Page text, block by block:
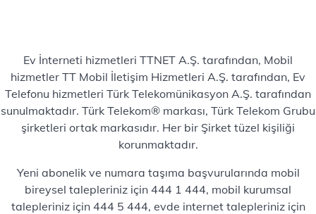
Ev İnterneti hizmetleri TTNET A.Ş. tarafından, Mobil
hizmetler TT Mobil İletişim Hizmetleri A.Ş. tarafından, Ev
Telefonu hizmetleri Türk Telekomünikasyon A.Ş. tarafından
sunulmaktadır. Türk Telekom® markası, Türk Telekom Grubu
şirketleri ortak markasıdır. Her bir Şirket tüzel kişiliği
korunmaktadır.
Yeni abonelik ve numara taşıma başvurularında mobil
bireysel talepleriniz için 444 1 444, mobil kurumsal
talepleriniz için 444 5 444, evde internet talepleriniz için